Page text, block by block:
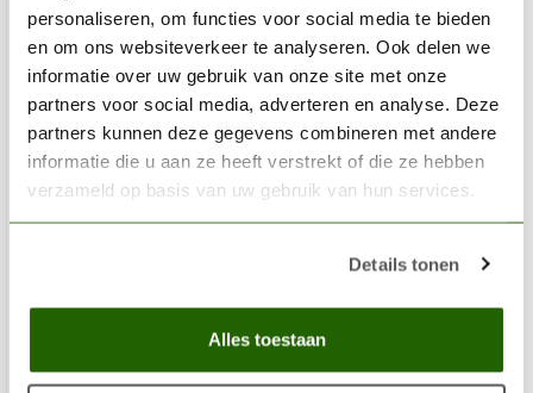
personaliseren, om functies voor social media te bieden
en om ons websiteverkeer te analyseren. Ook delen we
informatie over uw gebruik van onze site met onze
partners voor social media, adverteren en analyse. Deze
partners kunnen deze gegevens combineren met andere
informatie die u aan ze heeft verstrekt of die ze hebben
verzameld op basis van uw gebruik van hun services.
Details tonen
Alles toestaan
Xpress Color Deep Purple - 18ml - 72409
€4,04
Op voorraad